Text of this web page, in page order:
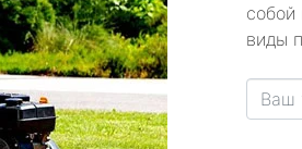
собой
виды